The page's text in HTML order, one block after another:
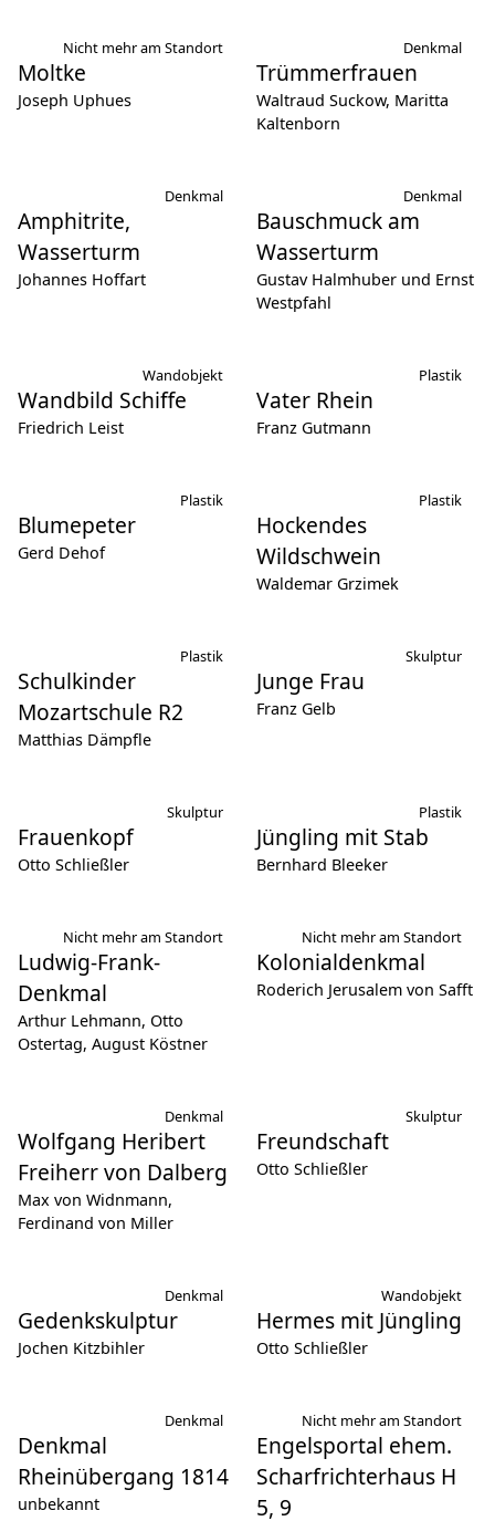
Moltke
Nicht mehr am Standort
Joseph Uphues
Trümmerfrauen
Denkmal
Waltraud Suckow, Maritta
Kaltenborn
Amphitrite,
Wasserturm
Denkmal
Johannes Hoffart
Bauschmuck am
Wasserturm
Denkmal
Gustav Halmhuber und Ernst
Westpfahl
Wandbild Schiffe
Wandobjekt
Friedrich Leist
Vater Rhein
Plastik
Franz Gutmann
Blumepeter
Plastik
Gerd Dehof
Hockendes
Wildschwein
Plastik
Waldemar Grzimek
Schulkinder
Mozartschule R2
Plastik
Matthias Dämpfle
Junge Frau
Skulptur
Franz Gelb
Frauenkopf
Skulptur
Otto Schließler
Jüngling mit Stab
Plastik
Bernhard Bleeker
Ludwig-Frank-
Denkmal
Nicht mehr am Standort
Arthur Lehmann, Otto
Ostertag, August Köstner
Kolonialdenkmal
Nicht mehr am Standort
Roderich Jerusalem von Safft
Wolfgang Heribert
Freiherr von Dalberg
Denkmal
Max von Widnmann,
Ferdinand von Miller
Freundschaft
Skulptur
Otto Schließler
Gedenkskulptur
Denkmal
Jochen Kitzbihler
Hermes mit Jüngling
Wandobjekt
Otto Schließler
Denkmal
Rheinübergang 1814
Denkmal
unbekannt
Engelsportal ehem.
Scharfrichterhaus H
5, 9
Nicht mehr am Standort